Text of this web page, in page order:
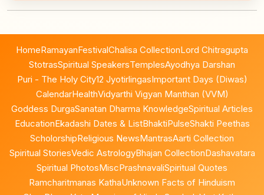
HomeRamayanFestivalChalisa CollectionLord Chitragupta
StotrasSpiritual SpeakersTemplesAyodhya Darshan
Puri - The Holy City12 JyotirlingasImportant Days (Diwas)
CalendarHealthVidyarthi Vigyan Manthan (VVM)
Goddess DurgaSanatan Dharma KnowledgeSpiritual Articles
EducationEkadashi Dates & ListBhaktiPulseShakti Peethas
ScholorshipReligious NewsMantrasAarti Collection
Spiritual StoriesVedic AstrologyBhajan CollectionDashavatara
Spiritual PhotosMiscPrashnavaliSpiritual Quotes
Ramcharitmanas KathaUnknown Facts of Hinduism